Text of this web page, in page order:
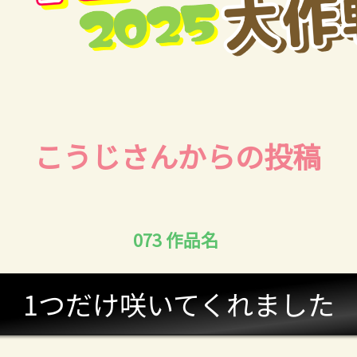
1つだけ咲いてくれました
073 作品名
こうじさんからの投稿